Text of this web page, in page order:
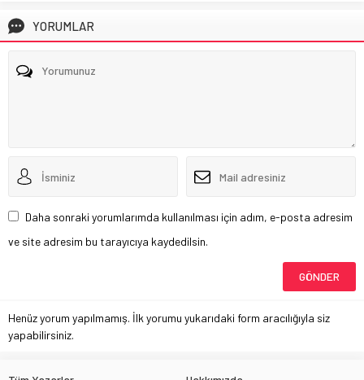
YORUMLAR
Daha sonraki yorumlarımda kullanılması için adım, e-posta adresim
ve site adresim bu tarayıcıya kaydedilsin.
Henüz yorum yapılmamış. İlk yorumu yukarıdaki form aracılığıyla siz
yapabilirsiniz.